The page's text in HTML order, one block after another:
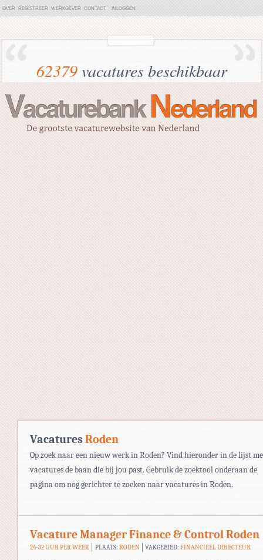
OVER REGISTREER WERKGEVER CONTACT INLOGGEN
62379vacatures beschikbaar
VacaturesRoden
Op zoek naar een nieuw werk in Roden? Vind hieronder in de lijst
vacatures de baan die bij jou past. Gebruik de zoektool onderaan de
pagina om nog gerichter te zoeken naar vacatures in Roden.
Vacature Manager Finance & Control Roden
24-32 UUR PER WEEK PLAATS: RODEN VAKGEBIED:FINANCIEEL DIRECTEUR